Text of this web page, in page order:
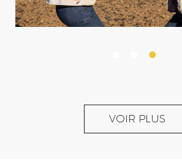
VOIR PLUS